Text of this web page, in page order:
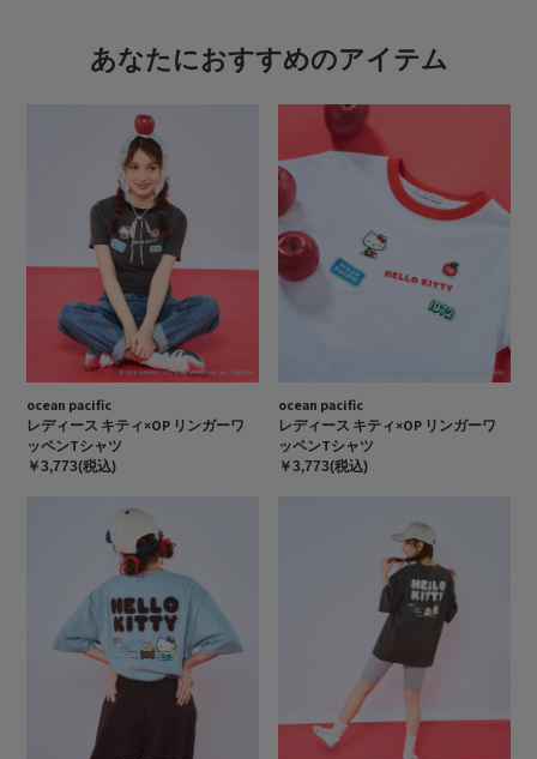
あなたにおすすめのアイテム
ocean pacific
レディース キティ×OP リンガーワ
ッペンTシャツ
￥3,773(税込)
ocean pacific
レディース キティ×OP リンガーワ
ッペンTシャツ
￥3,773(税込)